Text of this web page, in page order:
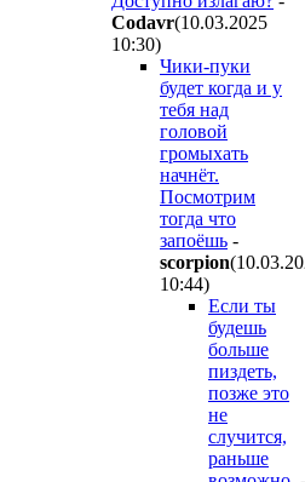
Codavr(10.03.2025
10:30)
Чики-пуки
будет когда и у
тебя над
головой
громыхать
начнёт.
Посмотрим
тогда что
запоёшь -
scorpion
10:44)
Если ты
будешь
больше
пиздеть,
позже это
не
случится,
раньше